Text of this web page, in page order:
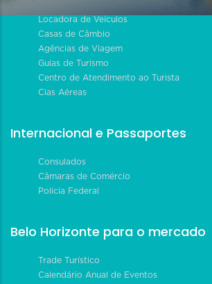
Locadora de Veículos
Casas de Câmbio
Agências de Viagem
Guias de Turismo
Centro de Atendimento ao Turista
Cias Aéreas
Internacional e Passaportes
Consulados
Câmaras de Comércio
Polícia Federal
Belo Horizonte para o mercado
Trade Turístico
Calendário Anual de Eventos